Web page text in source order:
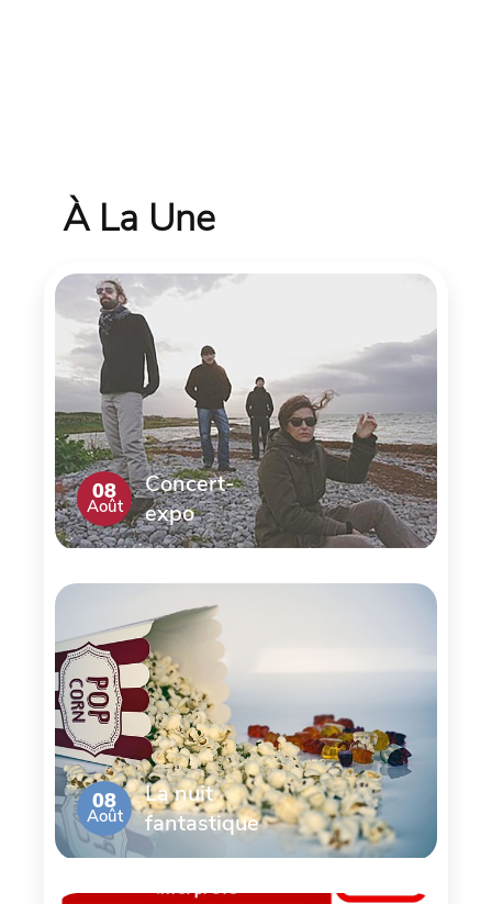
À La Une
08
Août
Concert-
expo
08
Août
La nuit
fantastique